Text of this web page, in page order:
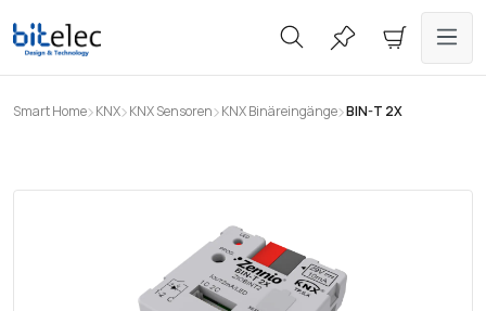
springen
Smart Home KNX KNX Sensoren KNX Binäreingänge BIN-T 2X